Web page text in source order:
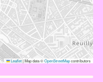
Leaflet|Map data ©OpenStreetMapcontributors